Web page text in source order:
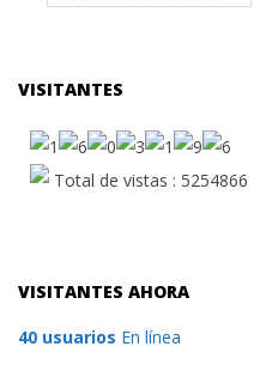
VISITANTES
Total de vistas : 5254866
VISITANTES AHORA
40 usuarios En línea